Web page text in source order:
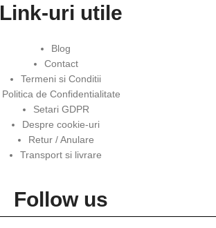
Link-uri utile
Blog
Contact
Termeni si Conditii
Politica de Confidentialitate
Setari GDPR
Despre cookie-uri
Retur / Anulare
Transport si livrare
Follow us